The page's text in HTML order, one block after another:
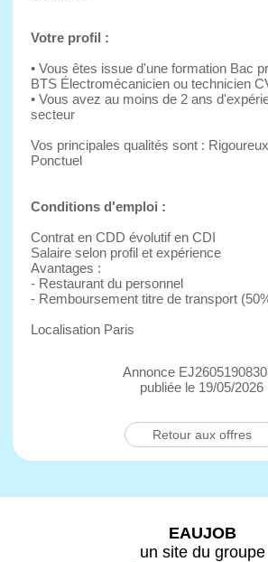
Votre profil :
• Vous êtes issue d'une formation Bac
BTS Électromécanicien ou technicien
• Vous avez au moins de 2 ans
secteur
Vos principales qualités sont :
Ponctuel
Conditions d'emploi :
Contrat en CDD évolutif en CDI
Salaire selon profil et expérience
Avantages :
- Restaurant du personnel
- Remboursement titre de transport
Localisation Paris
Annonce
publiée le 19/05/2026
Retour aux offres
EAUJOB
un site du groupe